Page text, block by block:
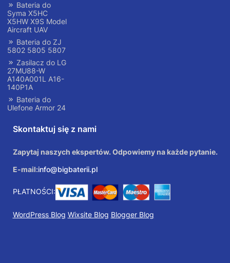
Bateria do
Syma X5HC
X5HW X9S Model
Aircraft UAV
Bateria do ZJ
5802 5805 5807
Zasilacz do LG
27MU88-W
A140A001L A16-
140P1A
Bateria do
Ulefone Armor 24
Skontaktuj się z nami
Zapytaj naszych ekspertów. Odpowiemy na każde pytanie.
E-mail:info@bigbaterii.pl
PŁATNOŚCI:
WordPress Blog Wixsite Blog Blogger Blog